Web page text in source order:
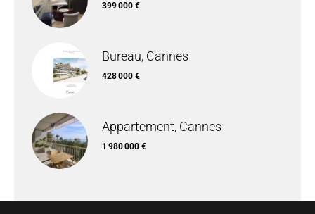
399 000 €
Bureau, Cannes
428 000 €
Appartement, Cannes
1 980 000 €